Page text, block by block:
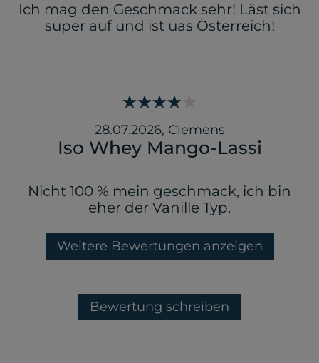
Ich mag den Geschmack sehr! Läst sich
super auf und ist uas Österreich!
28.07.2026, Clemens
Iso Whey Mango-Lassi
Nicht 100 % mein geschmack, ich bin
eher der Vanille Typ.
Weitere Bewertungen anzeigen
Bewertung schreiben